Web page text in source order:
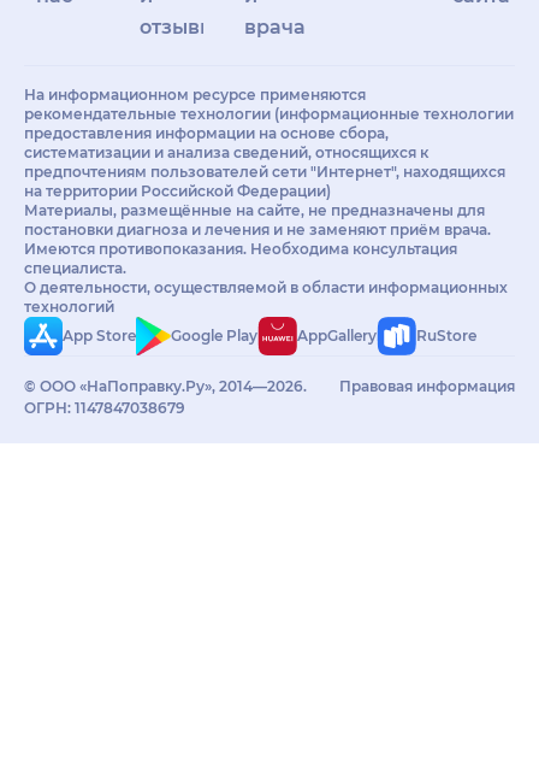
отзывы
врачам
На информационном ресурсе применяются
рекомендательные технологии (информационные технологии
предоставления информации на основе сбора,
систематизации и анализа сведений, относящихся к
предпочтениям пользователей сети "Интернет", находящихся
на территории Российской Федерации)
Материалы, размещённые на сайте, не предназначены для
постановки диагноза и лечения и не заменяют приём врача.
Имеются противопоказания. Необходима консультация
специалиста.
О деятельности, осуществляемой в области информационных
технологий
App Store
Google Play AppGallery RuStore
© ООО «НаПоправку.Ру», 2014—2026.
ОГРН: 1147847038679
Правовая информация